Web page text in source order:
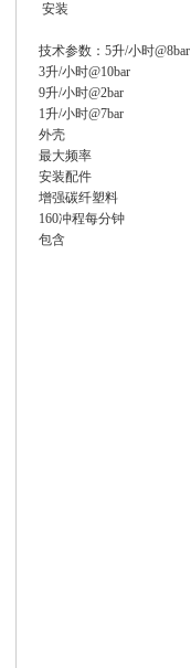
安装
技术参数：5升/小时@8bar
3升/小时@10bar
9升/小时@2bar
1升/小时@7bar
外壳
最大频率
安装配件
增强碳纤塑料
160冲程每分钟
包含